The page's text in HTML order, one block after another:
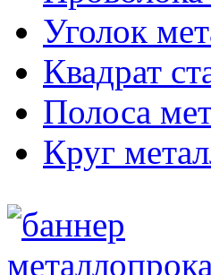
Уголок
Квадрат
Полоса
Круг